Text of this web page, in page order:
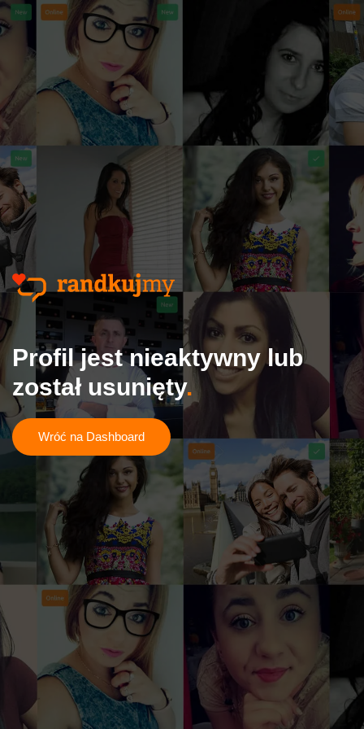
Profil jest nieaktywny lub
został usunięty
Wróć na Dashboard